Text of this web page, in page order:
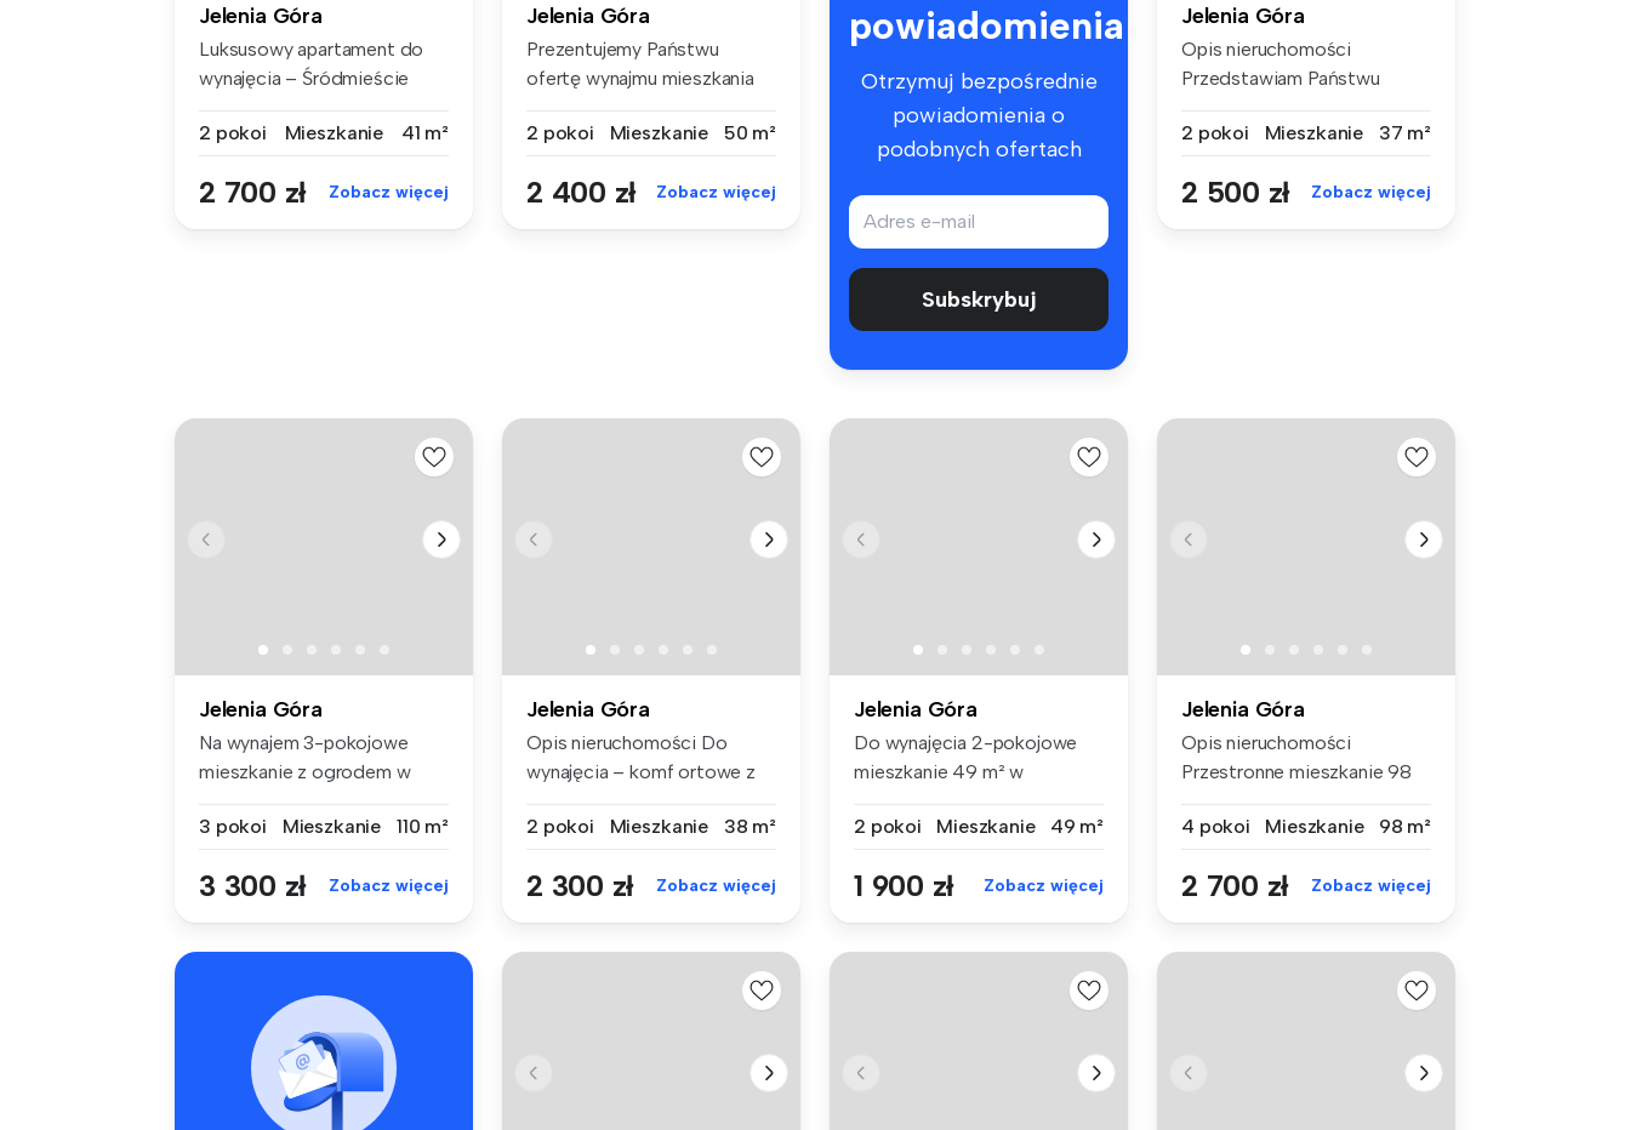
Jelenia Góra
Luksusowy apartament do
wynajęcia – Śródmieście
2 pokoi
Mieszkanie 41 m²
2 700 zł Zobacz więcej
Jelenia Góra
Prezentujemy Państwu
ofertę wynajmu mieszkania
2 pokoi
Mieszkanie 50 m²
2 400 zł Zobacz więcej
powiadomienia
Otrzymuj bezpośrednie
powiadomienia o
podobnych ofertach
Subskrybuj
Jelenia Góra
Opis nieruchomości
Przedstawiam Państwu
2 pokoi
Mieszkanie 37 m²
2 500 zł Zobacz więcej
Jelenia Góra
Na wynajem 3-pokojowe
mieszkanie z ogrodem w
3 pokoi
Mieszkanie 110 m²
3 300 zł Zobacz więcej
Jelenia Góra
Opis nieruchomości Do
wynajęcia – komf ortowe z
2 pokoi
Mieszkanie 38 m²
2 300 zł Zobacz więcej
Jelenia Góra
Do wynajęcia 2-pokojowe
mieszkanie 49 m² w
2 pokoi
Mieszkanie 49 m²
1 900 zł Zobacz więcej
Jelenia Góra
Opis nieruchomości
Przestronne mieszkanie 98
4 pokoi
Mieszkanie 98 m²
2 700 zł Zobacz więcej